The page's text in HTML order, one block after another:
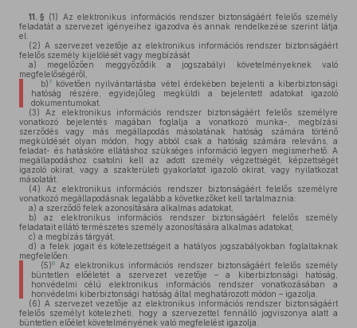
11. § (1) Az elektronikus információs rendszer biztonságáért felelős személy
feladatát a szervezet igényeihez igazodva és annak rendelkezése szerint látja
el.
(2) A szervezet vezetője az elektronikus információs rendszer biztonságáért
felelős személy kijelölését vagy megbízását
a) megelőzően meggyőződik a jogszabályi követelményeknek való
megfelelőségéről,
b)7követően nyilvántartásba vétel érdekében bejelenti a kiberbiztonsági
hatóság részére, egyidejűleg megküldi a bejelentett adatokat igazoló
dokumentumokat.
(3) Az elektronikus információs rendszer biztonságáért felelős személyre
vonatkozó bejelentés magában foglalja a vonatkozó munka-, megbízási
szerződés vagy más megállapodás másolatának hatóság számára történő
megküldését olyan módon, hogy abból csak a hatóság számára releváns, a
feladat- és hatásköre ellátáshoz szükséges információ legyen megismerhető. A
megállapodáshoz csatolni kell az adott személy végzettségét, képzettségét
igazoló okirat, vagy a szakterületi gyakorlatot igazoló okirat, vagy nyilatkozat
másolatát.
(4) Az elektronikus információs rendszer biztonságáért felelős személyre
vonatkozó megállapodásnak legalább a következőket kell tartalmaznia:
a) a szerződő felek azonosítására alkalmas adatokat,
b) az elektronikus információs rendszer biztonságáért felelős személy
feladatait ellátó természetes személy azonosítására alkalmas adatokat,
c) a megbízás tárgyát,
d) a felek jogait és kötelezettségeit a hatályos jogszabályokban foglaltaknak
megfelelően.
(5)8Az elektronikus információs rendszer biztonságáért felelős személy
büntetlen előéletét a szervezet vezetője – a kiberbiztonsági hatóság,
honvédelmi célú elektronikus információs rendszer vonatkozásában a
honvédelmi kiberbiztonsági hatóság által meghatározott módon – igazolja.
(6) A szervezet vezetője az elektronikus információs rendszer biztonságáért
felelős személyt kötelezheti, hogy a szervezettel fennálló jogviszonya alatt a
büntetlen előélet követelményének való megfelelést igazolja.